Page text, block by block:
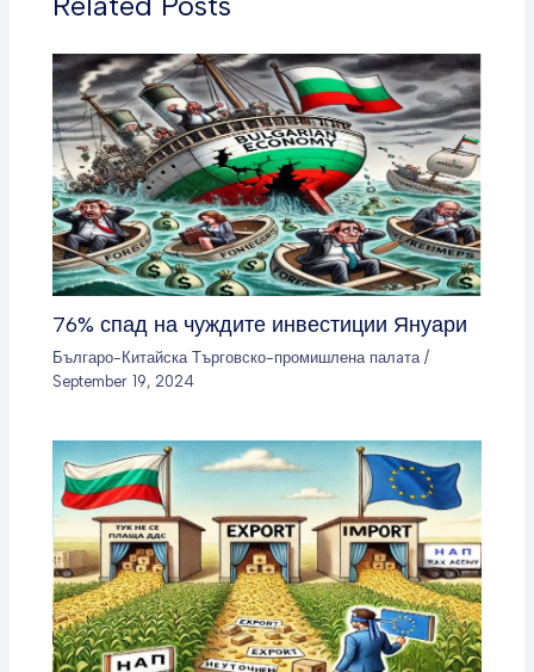
76% спад на чуждите инвестиции Януари
Българо-Китайска Търговско-промишлена палaта /
September 19, 2024